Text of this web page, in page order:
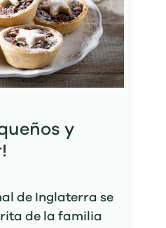
y
de Inglaterra se
de la familia